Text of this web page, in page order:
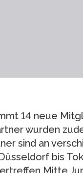
14 neue
wurden
sind an
bis